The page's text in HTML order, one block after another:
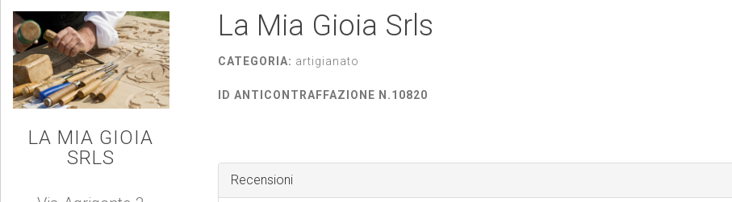
La Mia Gioia Srls
CATEGORIA: artigianato
ID ANTICONTRAFFAZIONE N.10820
Recensioni
LA MIA GIOIA
SRLS